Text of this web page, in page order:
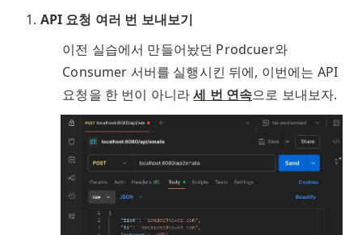
API 요청 여러 번 보내보기
이전 실습에서 만들어놨던 Prodcuer와
Consumer 서버를 실행시킨 뒤에, 이번에는 API
요청을 한 번이 아니라 세 번 연속으로 보내보자.